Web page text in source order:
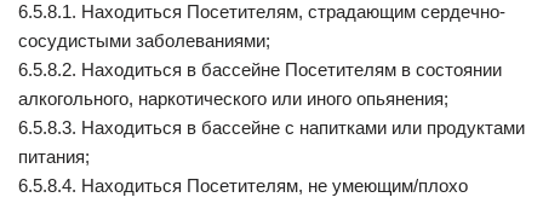
6.5.8.1. Находиться Посетителям, страдающим сердечно-
сосудистыми заболеваниями;
6.5.8.2. Находиться в бассейне Посетителям в состоянии
алкогольного, наркотического или иного опьянения;
6.5.8.3. Находиться в бассейне с напитками или продуктами
питания;
6.5.8.4. Находиться Посетителям, не умеющим/плохо